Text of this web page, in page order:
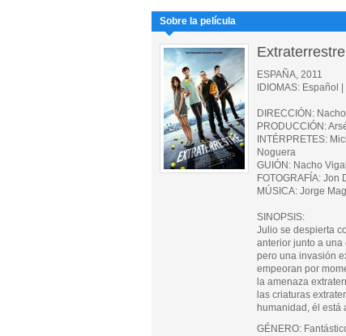
Sobre la película
Extraterrestre
ESPAÑA, 2011
IDIOMAS: Español
DIRECCIÓN:
PRODUCCIÓN:
INTÉRPRETES:
Noguera
GUIÓN: Nacho
FOTOGRAFÍA: Jon
MÚSICA: Jorge
SINOPSIS:
Julio se despierta
anterior junto a una
pero una invasión
empeoran por
la amenaza
las criaturas
humanidad, él está
GÉNERO: